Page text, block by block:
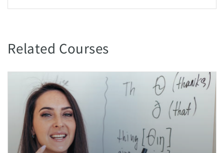
Related Courses